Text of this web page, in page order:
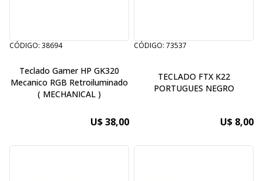
CÓDIGO: 38694
Teclado Gamer HP GK320
Mecanico RGB Retroiluminado
( MECHANICAL )
U$ 38,00
CÓDIGO: 73537
TECLADO FTX K22
PORTUGUES NEGRO
U$ 8,00